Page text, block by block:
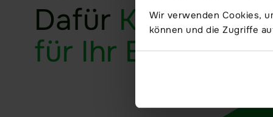
Wir verwenden Cookies,
können und die Zugriffe
Dafür Kopf frei
für Ihr Business.